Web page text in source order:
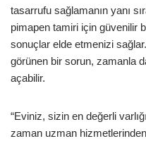
tasarrufu sağlamanın yanı
pimapen tamiri için güvenilir
sonuçlar elde etmenizi
görünen bir sorun, zamanla
açabilir.
“Eviniz, sizin en değerli
zaman uzman hizmetlerinden